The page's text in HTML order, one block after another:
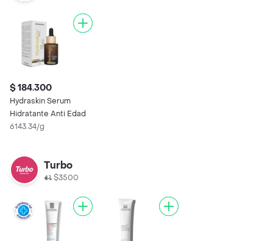
$ 184.300
Hydraskin Serum
Hidratante Anti Edad
6143.34/g
Turbo
$3500